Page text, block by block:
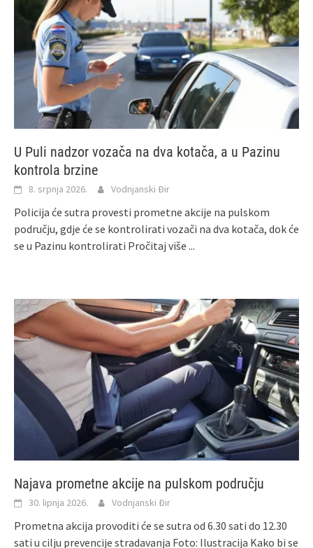
U Puli nadzor vozača na dva kotača, a u Pazinu
kontrola brzine
8. srpnja 2026. Vodnjanski Đir
Policija će sutra provesti prometne akcije na pulskom
području, gdje će se kontrolirati vozači na dva kotača, dok će
se u Pazinu kontrolirati Pročitaj više ...
Najava prometne akcije na pulskom području
30. lipnja 2026. Vodnjanski Đir
Prometna akcija provoditi će se sutra od 6.30 sati do 12.30
sati u cilju prevencije stradavanja Foto: Ilustracija Kako bi se